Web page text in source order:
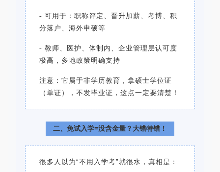
- 可用于：职称评定、晋升加薪、考博、积
分落户、海外申硕等
- 教师、医护、体制内、企业管理层认可度
极高，多地政策明确支持
注意：它属于非学历教育，拿硕士学位证
（单证），不发毕业证，这点一定要清楚！
二、免试入学=没含金量？大错特错！
很多人以为“不用入学考”就很水，真相是：